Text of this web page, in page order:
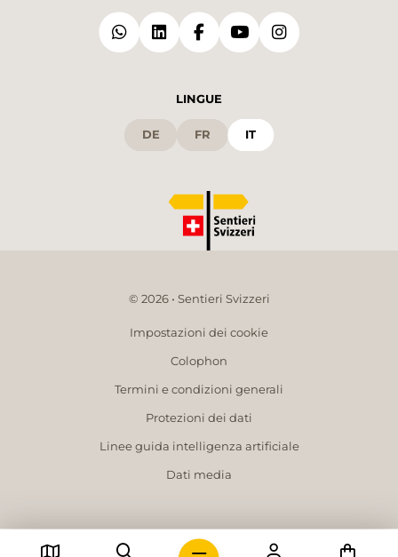
LINGUE
DE FR IT
© 2026 • Sentieri Svizzeri
Impostazioni dei cookie
Colophon
Termini e condizioni generali
Protezioni dei dati
Linee guida intelligenza artificiale
Dati media